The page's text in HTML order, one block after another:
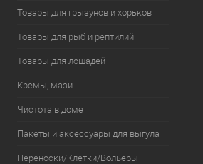
Товары для грызунов и хорьков
Товары для рыб и рептилий
Товары для лошадей
Кремы, мази
Чистота в доме
Пакеты и аксессуары для выгула
Переноски/Клетки/Вольеры